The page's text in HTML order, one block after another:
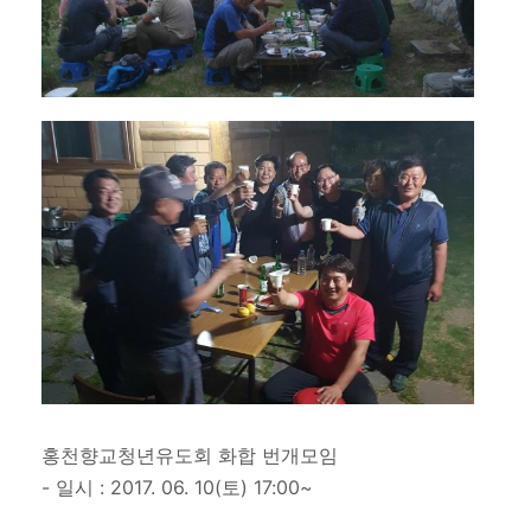
홍천향교청년유도회 화합 번개모임
- 일시 : 2017. 06. 10(토) 17:00~